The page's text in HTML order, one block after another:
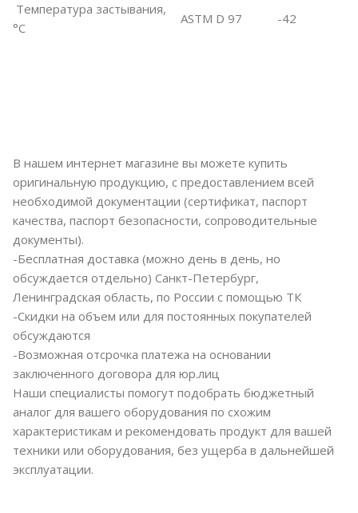
Температура застывания,
°C
ASTM D 97 -42
В нашем интернет магазине вы можете купить
оригинальную продукцию, с предоставлением всей
необходимой документации (сертификат, паспорт
качества, паспорт безопасности, сопроводительные
документы).
-Бесплатная доставка (можно день в день, но
обсуждается отдельно) Санкт-Петербург,
Ленинградская область, по России с помощью ТК
-Скидки на объем или для постоянных покупателей
обсуждаются
-Возможная отсрочка платежа на основании
заключенного договора для юр.лиц
Наши специалисты помогут подобрать бюджетный
аналог для вашего оборудования по схожим
характеристикам и рекомендовать продукт для вашей
техники или оборудования, без ущерба в дальнейшей
эксплуатации.